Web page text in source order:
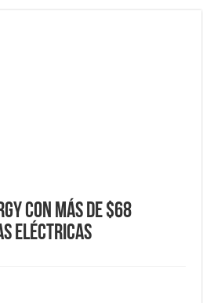
con más de $68
eléctricas